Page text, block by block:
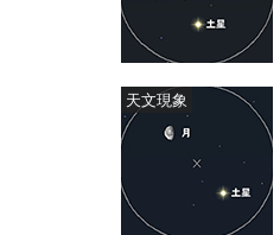
天文現象